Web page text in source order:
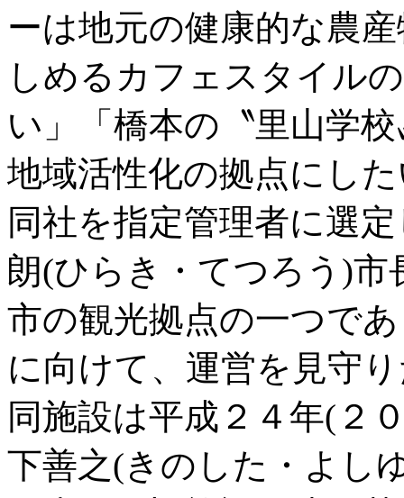
ーは地元の健康的な農
しめるカフェスタイル
い」「橋本の〝里山学
地域活性化の拠点にし
同社を指定管理者に選
朗(ひらき・てつろう)市
市の観光拠点の一つで
に向けて、運営を見守
同施設は平成２４年(２
下善之(きのした・よし